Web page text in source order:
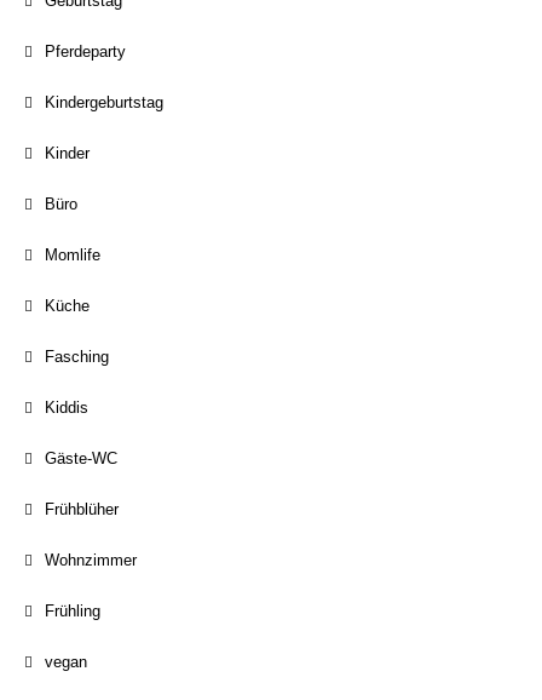
Pferdeparty
Kindergeburtstag
Kinder
Büro
Momlife
Küche
Fasching
Kiddis
Gäste-WC
Frühblüher
Wohnzimmer
Frühling
vegan